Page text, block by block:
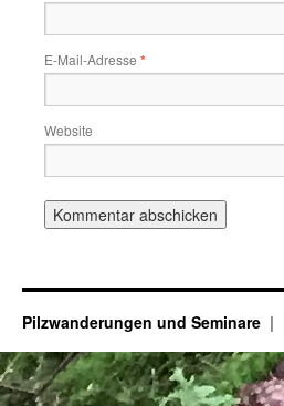
E-Mail-Adresse *
Website
Pilzwanderungen und Seminare